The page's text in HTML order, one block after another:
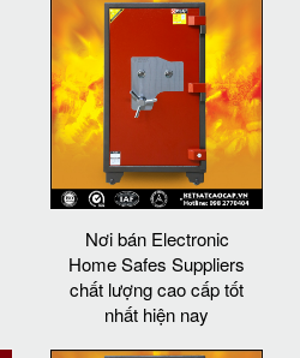
Nơi bán Electronic
Home Safes Suppliers
chất lượng cao cấp tốt
nhất hiện nay